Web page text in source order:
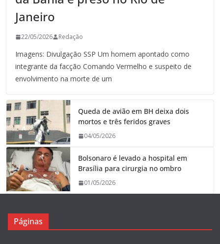
Janeiro
22/05/2026 Redação
Imagens: Divulgação SSP Um homem apontado como
integrante da facção Comando Vermelho e suspeito de
envolvimento na morte de um
Queda de avião em BH deixa dois
mortos e três feridos graves
04/05/2026
Bolsonaro é levado a hospital em
Brasília para cirurgia no ombro
01/05/2026
Páginas